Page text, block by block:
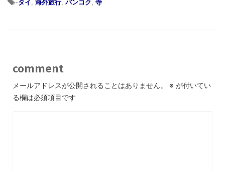
-タイ 海外旅行, バンコク 寺
comment
メールアドレスが公開されることはありません。 ※ が付いてい
る欄は必須項目です